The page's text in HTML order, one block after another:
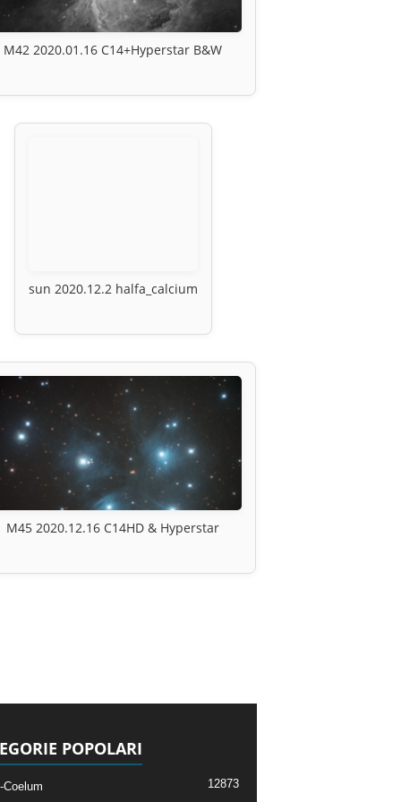
M42 2020.01.16 C14+Hyperstar B&W
sun 2020.12.2 halfa_calcium
M45 2020.12.16 C14HD & Hyperstar
POPOLARI
Coelum 12873